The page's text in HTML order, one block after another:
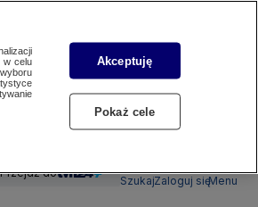
Przejdź do
SzukajZaloguj sięMenu
w celu
Akceptuję
Pokaż cele